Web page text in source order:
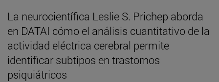
La neurocientífica Leslie S. Prichep aborda
en DATAI cómo el análisis cuantitativo de la
actividad eléctrica cerebral permite
identificar subtipos en trastornos
psiquiátricos